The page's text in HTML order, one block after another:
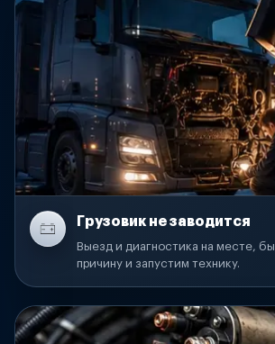
Грузовик не заводится
Выезд и диагностика на месте,
причину и запустим технику.